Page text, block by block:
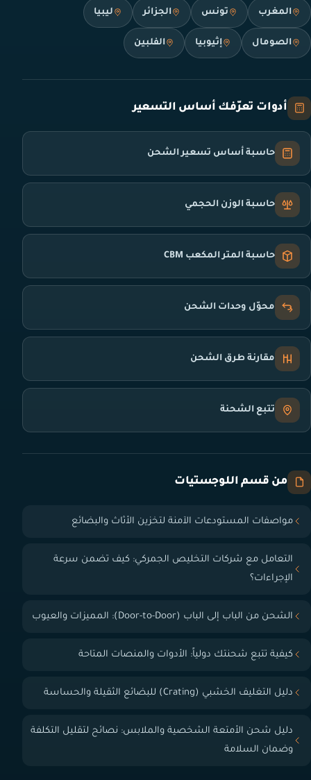
المغرب تونس الجزائر ليبيا
الصومال إثيوبيا الفلبين
أدوات تعرّفك أساس التسعير
حاسبة أساس تسعير الشحن
حاسبة الوزن الحجمي
حاسبة المتر المكعب CBM
محوّل وحدات الشحن
مقارنة طرق الشحن
تتبع الشحنة
من قسم اللوجستيات
مواصفات المستودعات الآمنة لتخزين الأثاث والبضائع
التعامل مع شركات التخليص الجمركي: كيف تضمن سرعة
الإجراءات؟
الشحن من الباب إلى الباب (Door-to-Door): المميزات والعيوب
كيفية تتبع شحنتك دولياً: الأدوات والمنصات المتاحة
دليل التغليف الخشبي (Crating) للبضائع الثقيلة والحساسة
دليل شحن الأمتعة الشخصية والملابس: نصائح لتقليل التكلفة
وضمان السلامة